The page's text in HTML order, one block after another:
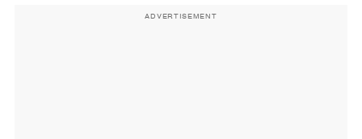
ADVERTISEMENT